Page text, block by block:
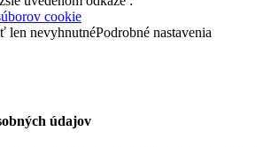
cookie
len nevyhnutnéPodrobné nastavenia
údajov